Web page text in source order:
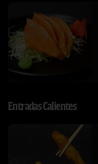
Entradas Calientes